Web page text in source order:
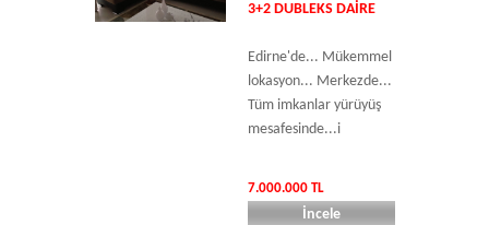
3+2 DUBLEKS DAIRE
Edirne'de... Mükemmel
lokasyon... Merkezde...
Tüm imkanlar yürüyüş
mesafesinde...i
7.000.000 TL
İncele